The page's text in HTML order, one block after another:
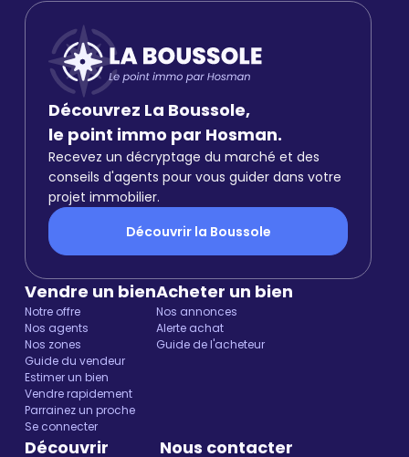
Découvrez La Boussole,
le point immo par Hosman.
Recevez un décryptage du marché et des
conseils d'agents pour vous guider dans votre
projet immobilier.
Découvrir la Boussole
Vendre un bien
Notre offre
Nos agents
Nos zones
Guide du vendeur
Estimer un bien
Vendre rapidement
Parrainez un proche
Se connecter
Acheter un bien
Nos annonces
Alerte achat
Guide de l'acheteur
Découvrir Nous contacter